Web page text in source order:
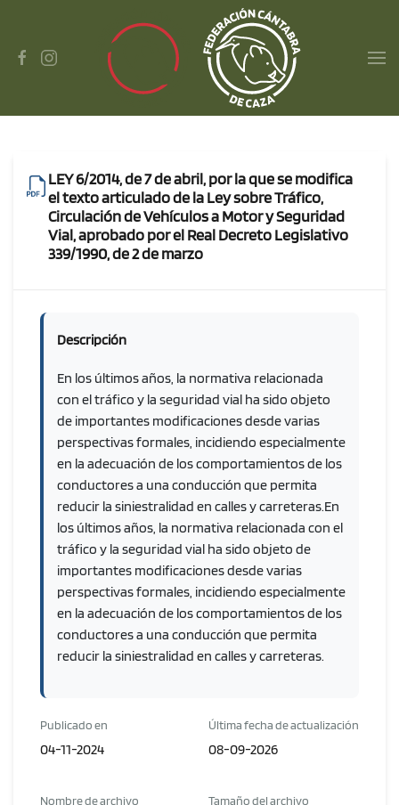
Skip to main content
LEY 6/2014, de 7 de abril, por la que se modifica
el texto articulado de la Ley sobre Tráfico,
Circulación de Vehículos a Motor y Seguridad
Vial, aprobado por el Real Decreto Legislativo
339/1990, de 2 de marzo
Descripción
En los últimos años, la normativa relacionada
con el tráfico y la seguridad vial ha sido objeto
de importantes modificaciones desde varias
perspectivas formales, incidiendo especialmente
en la adecuación de los comportamientos de los
conductores a una conducción que permita
reducir la siniestralidad en calles y carreteras.En
los últimos años, la normativa relacionada con el
tráfico y la seguridad vial ha sido objeto de
importantes modificaciones desde varias
perspectivas formales, incidiendo especialmente
en la adecuación de los comportamientos de los
conductores a una conducción que permita
reducir la siniestralidad en calles y carreteras.
Publicado en
04-11-2024
Última fecha de actualización
08-09-2026
Nombre de archivo Tamaño del archivo